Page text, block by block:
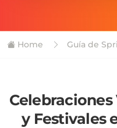
Home Guía de
y Festivales